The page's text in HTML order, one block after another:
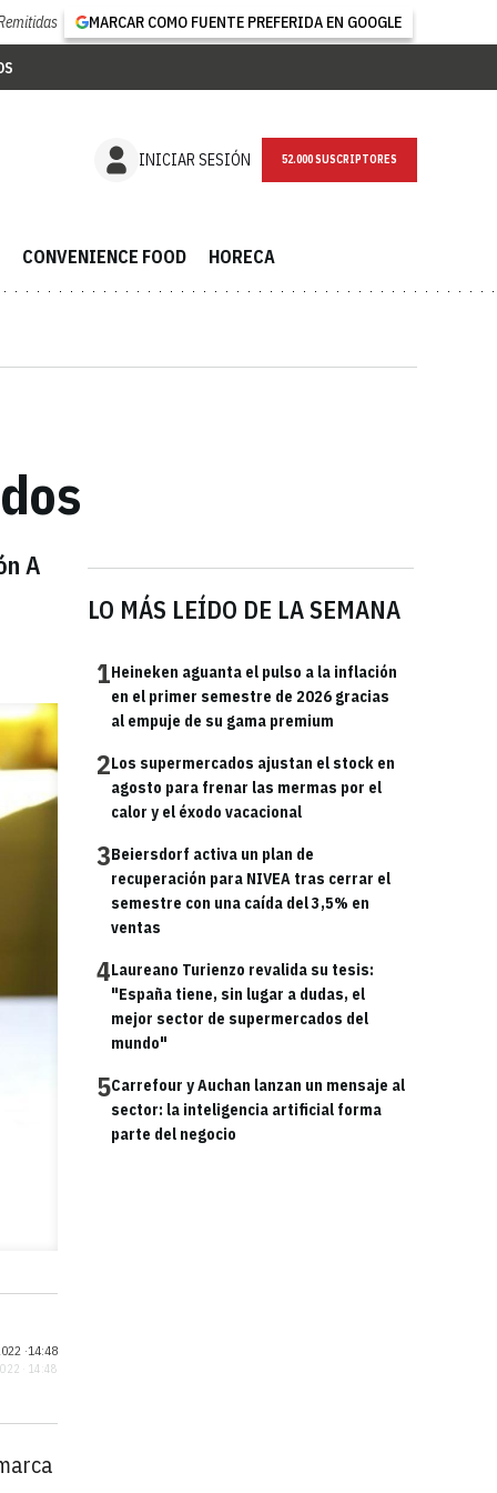
MARCAR COMO FUENTE PREFERIDA EN GOOGLE
INICIAR SESIÓN NEWSLETTER
CONVENIENCE FOOD HORECA
A
LO MÁS LEÍDO DE LA SEMANA
1Heineken aguanta el pulso a la inflación
en el primer semestre de 2026 gracias
al empuje de su gama premium
2Los supermercados ajustan el stock en
agosto para frenar las mermas por el
calor y el éxodo vacacional
3Beiersdorf activa un plan de
recuperación para NIVEA tras cerrar el
semestre con una caída del 3,5% en
ventas
4Laureano Turienzo revalida su tesis:
"España tiene, sin lugar a dudas, el
mejor sector de supermercados del
mundo"
5Carrefour y Auchan lanzan un mensaje al
sector: la inteligencia artificial forma
parte del negocio
·14:48
· 14:48